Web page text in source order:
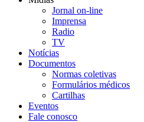
Jornal on-line
Imprensa
Radio
TV
Notícias
Documentos
Normas coletivas
Formulários médicos
Cartilhas
Eventos
Fale conosco